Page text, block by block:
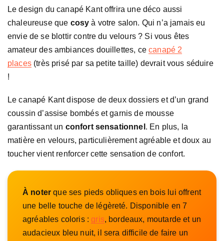
Le design du canapé Kant offrira une déco aussi
chaleureuse que cosyà votre salon. Qui n’a jamais eu
envie de se blottir contre du velours ? Si vous êtes
amateur des ambiances douillettes, cecanapé 2
places(très prisé par sa petite taille) devrait vous séduire
!
Le canapé Kant dispose de deux dossiers et d’un grand
coussin d’assise bombés et garnis de mousse
garantissant un confort sensationnel . En plus, la
matière en velours, particulièrement agréable et doux au
toucher vient renforcer cette sensation de confort.
À noterque ses pieds obliques en bois lui offrent
une belle touche de légèreté. Disponible en 7
agréables coloris : gris, bordeaux, moutarde et un
audacieux bleu nuit, il sera difficile de faire un